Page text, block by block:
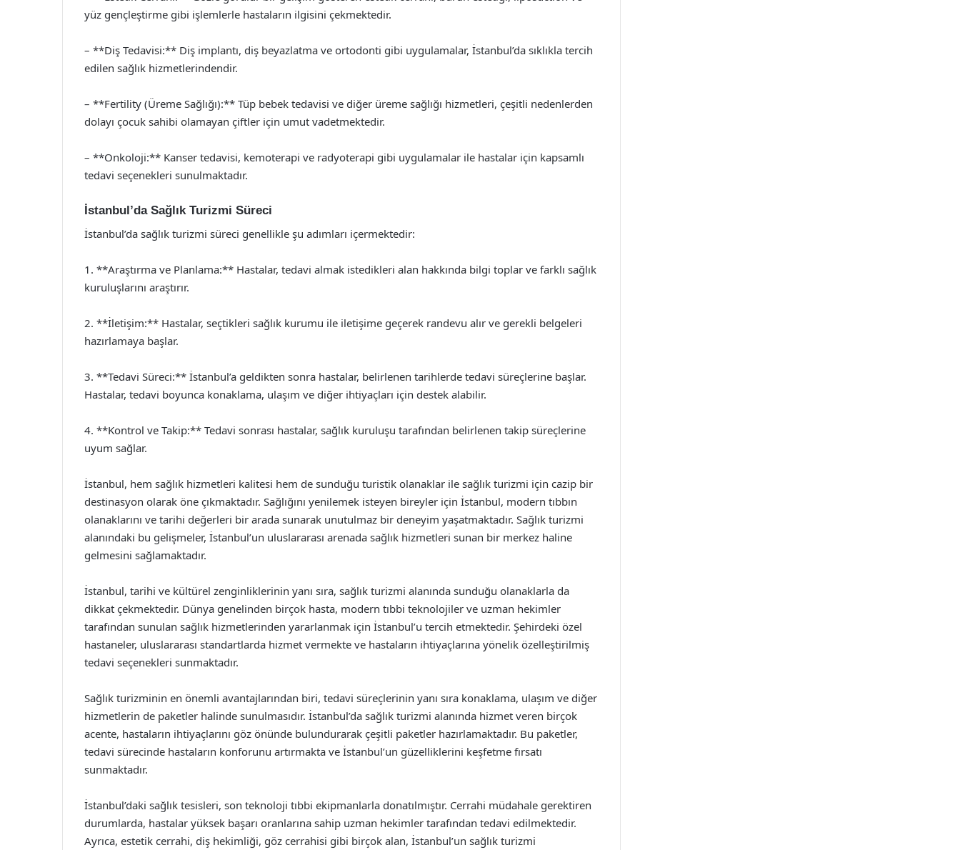
yüz gençleştirme gibi işlemlerle hastaların ilgisini çekmektedir.
– **Diş Tedavisi:** Diş implantı, diş beyazlatma ve ortodonti gibi uygulamalar, İstanbul’da sıklıkla tercih
edilen sağlık hizmetlerindendir.
– **Fertility (Üreme Sağlığı):** Tüp bebek tedavisi ve diğer üreme sağlığı hizmetleri, çeşitli nedenlerden
dolayı çocuk sahibi olamayan çiftler için umut vadetmektedir.
– **Onkoloji:** Kanser tedavisi, kemoterapi ve radyoterapi gibi uygulamalar ile hastalar için kapsamlı
tedavi seçenekleri sunulmaktadır.
İstanbul’da Sağlık Turizmi Süreci
İstanbul’da sağlık turizmi süreci genellikle şu adımları içermektedir:
1. **Araştırma ve Planlama:** Hastalar, tedavi almak istedikleri alan hakkında bilgi toplar ve farklı sağlık
kuruluşlarını araştırır.
2. **İletişim:** Hastalar, seçtikleri sağlık kurumu ile iletişime geçerek randevu alır ve gerekli belgeleri
hazırlamaya başlar.
3. **Tedavi Süreci:** İstanbul’a geldikten sonra hastalar, belirlenen tarihlerde tedavi süreçlerine başlar.
Hastalar, tedavi boyunca konaklama, ulaşım ve diğer ihtiyaçları için destek alabilir.
4. **Kontrol ve Takip:** Tedavi sonrası hastalar, sağlık kuruluşu tarafından belirlenen takip süreçlerine
uyum sağlar.
İstanbul, hem sağlık hizmetleri kalitesi hem de sunduğu turistik olanaklar ile sağlık turizmi için cazip bir
destinasyon olarak öne çıkmaktadır. Sağlığını yenilemek isteyen bireyler için İstanbul, modern tıbbın
olanaklarını ve tarihi değerleri bir arada sunarak unutulmaz bir deneyim yaşatmaktadır. Sağlık turizmi
alanındaki bu gelişmeler, İstanbul’un uluslararası arenada sağlık hizmetleri sunan bir merkez haline
gelmesini sağlamaktadır.
İstanbul, tarihi ve kültürel zenginliklerinin yanı sıra, sağlık turizmi alanında sunduğu olanaklarla da
dikkat çekmektedir. Dünya genelinden birçok hasta, modern tıbbi teknolojiler ve uzman hekimler
tarafından sunulan sağlık hizmetlerinden yararlanmak için İstanbul’u tercih etmektedir. Şehirdeki özel
hastaneler, uluslararası standartlarda hizmet vermekte ve hastaların ihtiyaçlarına yönelik özelleştirilmiş
tedavi seçenekleri sunmaktadır.
Sağlık turizminin en önemli avantajlarından biri, tedavi süreçlerinin yanı sıra konaklama, ulaşım ve diğer
hizmetlerin de paketler halinde sunulmasıdır. İstanbul’da sağlık turizmi alanında hizmet veren birçok
acente, hastaların ihtiyaçlarını göz önünde bulundurarak çeşitli paketler hazırlamaktadır. Bu paketler,
tedavi sürecinde hastaların konforunu artırmakta ve İstanbul’un güzelliklerini keşfetme fırsatı
sunmaktadır.
İstanbul’daki sağlık tesisleri, son teknoloji tıbbi ekipmanlarla donatılmıştır. Cerrahi müdahale gerektiren
durumlarda, hastalar yüksek başarı oranlarına sahip uzman hekimler tarafından tedavi edilmektedir.
Ayrıca, estetik cerrahi, diş hekimliği, göz cerrahisi gibi birçok alan, İstanbul’un sağlık turizmi